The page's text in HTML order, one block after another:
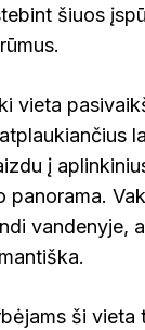
šiuos
vieta
į
panorama.
vandenyje,
ši vieta